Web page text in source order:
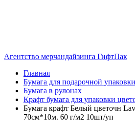
Агентство мерчандайзинга ГифтПак
Главная
Бумага для подарочной
Бумага в рулонах
Крафт бумага для упаковки
Бумага крафт Белый цветочн
70см*10м. 60 г/м2 10шт/уп